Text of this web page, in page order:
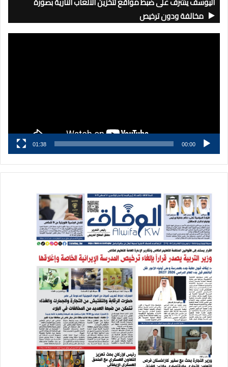
مخالفة ودون ترخيص
00:00
01:38